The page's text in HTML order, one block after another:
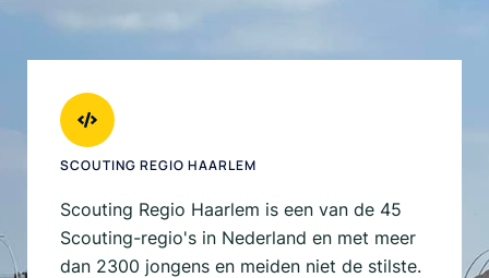
SCOUTING REGIO HAARLEM
Scouting Regio Haarlem is een van de 45
Scouting-regio's in Nederland en met meer
dan 2300 jongens en meiden niet de stilste.